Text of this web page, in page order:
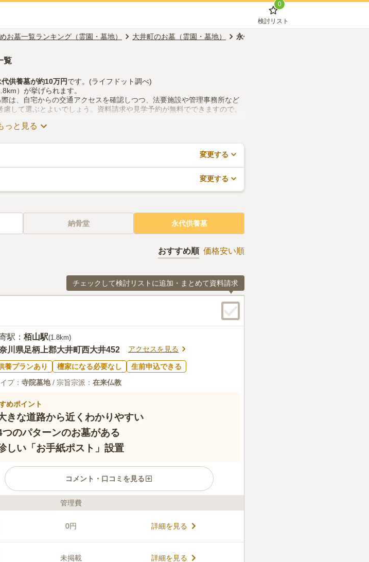
0
検討リスト
お墓一覧ランキング（霊園・墓地） 大井町のお墓（霊園・墓地） 永代供養墓
覧
代供養墓が約10万円です。(ライフドット調べ)
）が挙げられます。
は、自宅からの交通アクセスを確認しつつ、法要施設や管理事務所など
して選ぶとよいでしょう。資料請求や見学予約が無料でできますので、
っと見る
変更する
変更する
納骨堂 永代供養墓
おすすめ順 価格安い順
チェックして検討リストに追加・まとめて資料請求
駅： 栢山駅(1.8km)
川県足柄上郡大井町西大井452 アクセスを見る
養プランあり 檀家になる必要なし
生前申込できる
プ： 寺院墓地/ 宗旨宗派： 在来仏教
めポイント
きな道路から近くわかりやすい
つのパターンのお墓がある
しい「お手紙ポスト」設置
コメント・口コミを見る
ドット編集部のコメント
す。こちらには3台分、眞福寺には12台分の駐車場が備えられてい
ます。檀家のための代々用の墓地のほか、耐震仕様（震度7まで）の
管理費
0円 詳細を見る
未掲載 詳細を見る